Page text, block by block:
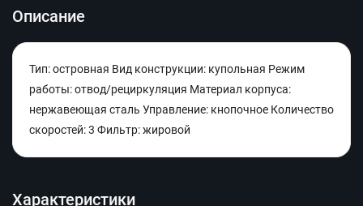
Описание
Тип: островная Вид конструкции: купольная Режим
работы: отвод/рециркуляция Материал корпуса:
нержавеющая сталь Управление: кнопочное Количество
скоростей: 3 Фильтр: жировой
Характеристики